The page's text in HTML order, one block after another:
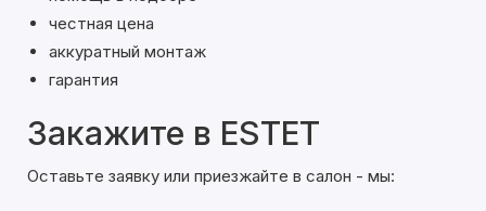
честная цена
аккуратный монтаж
гарантия
Закажите в ESTET
Оставьте заявку или приезжайте в салон - мы: